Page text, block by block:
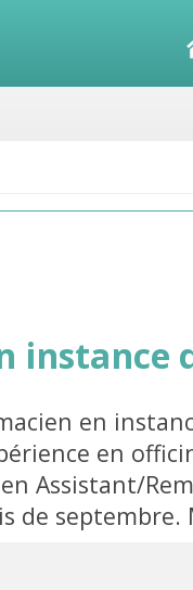
de lots
1500.
instance
en
en
Assistant/
de septembre.